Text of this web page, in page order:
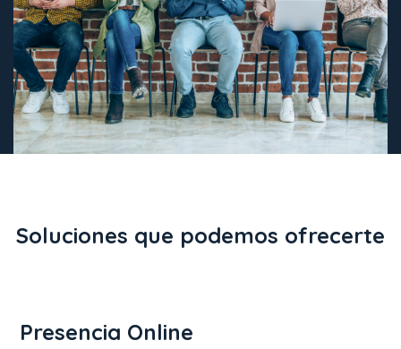
Soluciones que podemos ofrecerte
Presencia Online